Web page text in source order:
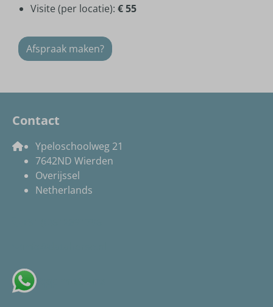
Visite (per locatie):€ 55
Afspraak maken?
Contact
Ypeloschoolweg 21
7642ND Wierden
Overijssel
Netherlands